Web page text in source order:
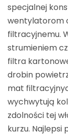
specjalnej
wentylatorom
filtracyjnemu.
strumieniem
filtra
drobin
mat
wychwytują
zdolności tej
kurzu.